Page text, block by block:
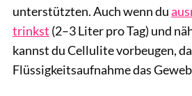
unterstützten. Auch wenn du
trinkst (2–3 Liter pro Tag) und
kannst du Cellulite vorbeugen,
Flüssigkeitsaufnahme das